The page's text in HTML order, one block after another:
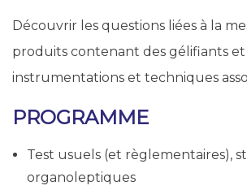
Découvrir les questions liées à la
produits contenant des gélifiants et
instrumentations et techniques
PROGRAMME
Test usuels (et règlementaires),
organoleptiques